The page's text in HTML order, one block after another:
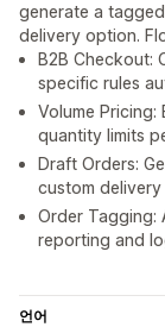
generate a
delivery option.
B2B Checkout:
specific rules
Volume
quantity limits
Draft Orders:
custom
Order Tagging:
reporting and
언어